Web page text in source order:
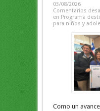
03/08/2026
Comentarios
en Programa
para niños y
Como un